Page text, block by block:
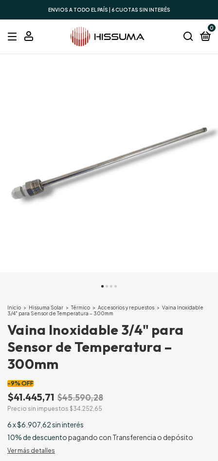
ENVIOS A TODO EL PAÍS | 6 CUOTAS SIN INTERÉS
0
Inicio > Hissuma Solar > Térmico > Accesorios y repuestos > Vaina Inoxidable
3/4" para Sensor de Temperatura – 300mm
Vaina Inoxidable 3/4" para
Sensor de Temperatura –
300mm
-9% OFF
$41.445,71 $45.590,28
Precio sin impuestos $34.252,65
6x$6.907,62sin interés
10% de descuentopagando con Transferencia o depósito
Ver más detalles